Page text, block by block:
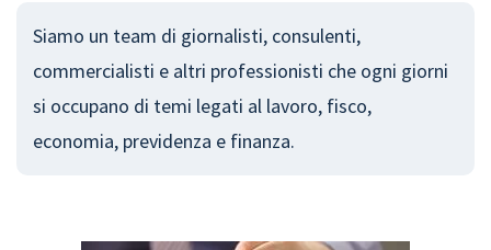
Siamo un team di giornalisti, consulenti,
commercialisti e altri professionisti che ogni giorni
si occupano di temi legati al lavoro, fisco,
economia, previdenza e finanza.